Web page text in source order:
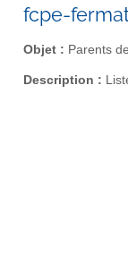
fcpe-
Objet : Parents
Description :